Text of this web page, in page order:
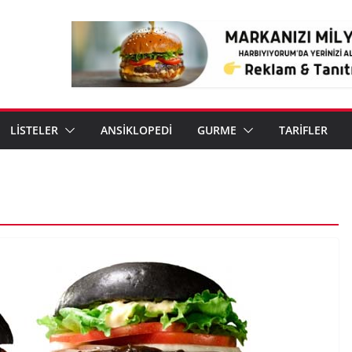
LİSTELER ANSİKLOPEDİ GURME TARİFLER